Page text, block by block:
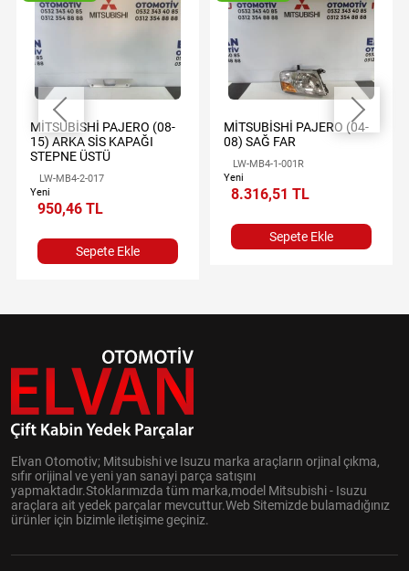
MİTSUBİSHİ PAJERO (08-
15) ARKA SİS KAPAĞI
STEPNE ÜSTÜ
LW-MB4-2-017
Yeni
950,46 TL
Sepete Ekle
MİTSUBİSHİ PAJERO (04-
08) SAĞ FAR
LW-MB4-1-001R
Yeni
8.316,51 TL
Sepete Ekle
Elvan Otomotiv; Mitsubishi ve Isuzu marka araçların orjinal çıkma,
sıfır orijinal ve yeni yan sanayi parça satışını
yapmaktadır.Stoklarımızda tüm marka,model Mitsubishi - Isuzu
araçlara ait yedek parçalar mevcuttur.Web Sitemizde bulamadığınız
ürünler için bizimle iletişime geçiniz.